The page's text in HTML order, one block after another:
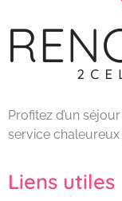
Profitez d’un
service
Liens utiles